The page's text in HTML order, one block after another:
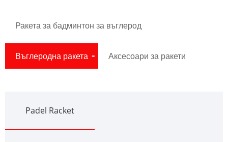
Ракета за бадминтон за въглерод
Въглеродна ракета Аксесоари за ракети
Padel Racket